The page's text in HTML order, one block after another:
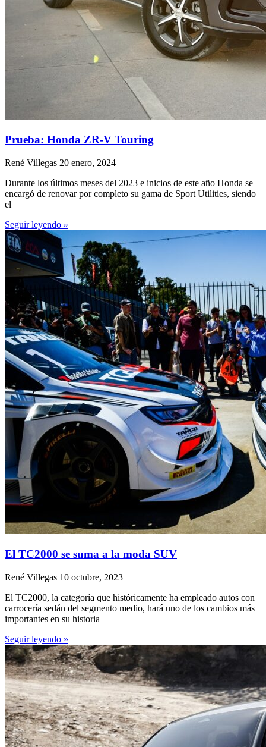
Prueba: Honda ZR-V Touring
René Villegas 20 enero, 2024
Durante los últimos meses del 2023 e inicios de este año Honda se
encargó de renovar por completo su gama de Sport Utilities, siendo
el
Seguir leyendo »
El TC2000 se suma a la moda SUV
René Villegas 10 octubre, 2023
El TC2000, la categoría que históricamente ha empleado autos con
carrocería sedán del segmento medio, hará uno de los cambios más
importantes en su historia
Seguir leyendo »